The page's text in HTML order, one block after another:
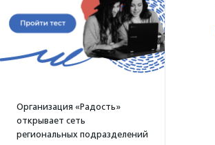
Организация «Радость»
открывает сеть
региональных подразделений